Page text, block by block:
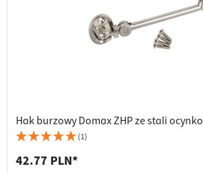
Hak burzowy Domax ZHP ze stali
(1)
42.77 PLN*